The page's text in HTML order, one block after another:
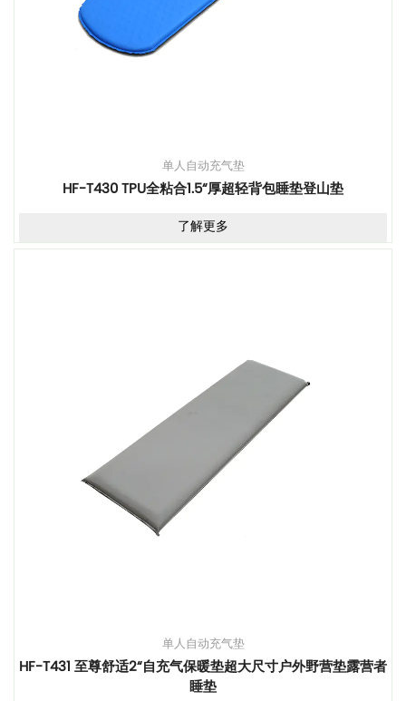
单人自动充气垫
HF-T430 TPU全粘合1.5“厚超轻背包睡垫登山垫
了解更多
单人自动充气垫
HF-T431 至尊舒适2“自充气保暖垫超大尺寸户外野营垫露营者
睡垫